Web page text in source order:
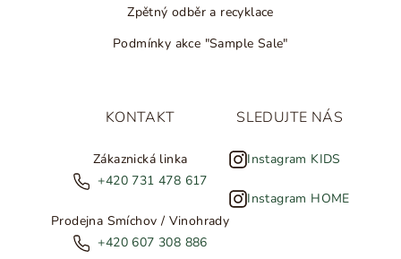
Zpětný odběr a recyklace
Podmínky akce "Sample Sale"
KONTAKT
Zákaznická linka
+420 731 478 617
Prodejna Smíchov / Vinohrady
+420 607 308 886
SLEDUJTE NÁS
Instagram KIDS
Instagram HOME